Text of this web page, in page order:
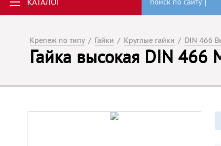
Крепеж по типу / Гайки / Круглые гайки / DIN 466
Гайка высокая DIN 466